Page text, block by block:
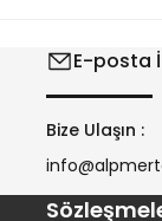
E-posta
Bize Ulaşın :